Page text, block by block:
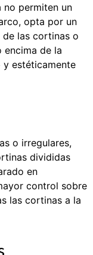
no permiten un
opta por un
las cortinas o
encima de la
y estéticamente
o irregulares,
divididas
en
control sobre
las cortinas a la